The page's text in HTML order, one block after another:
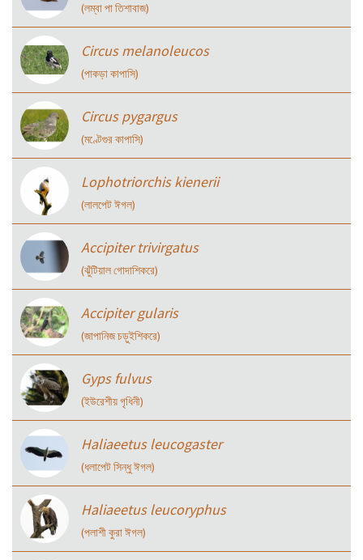
(লম্বা পা তিশাবাজ)
Circus melanoleucos
(পাকড়া কাপাসি)
Circus pygargus
(মণ্টেগুর কাপাসি)
Lophotriorchis kienerii
(লালপেট ঈগল)
Accipiter trivirgatus
(ঝুঁটিয়াল গোদাশিকরে)
Accipiter gularis
(জাপানিজ চড়ুইশিকরে)
Gyps fulvus
(ইউরেশীয় গৃধিনী)
Haliaeetus leucogaster
(ধলাপেট সিন্ধু ঈগল)
Haliaeetus leucoryphus
(পলাশী কুরা ঈগল)